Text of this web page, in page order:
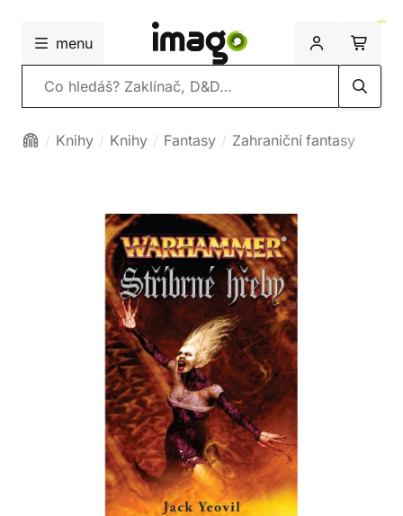
menu
Vyhledávání
Knihy Knihy Fantasy Zahraniční fantasy